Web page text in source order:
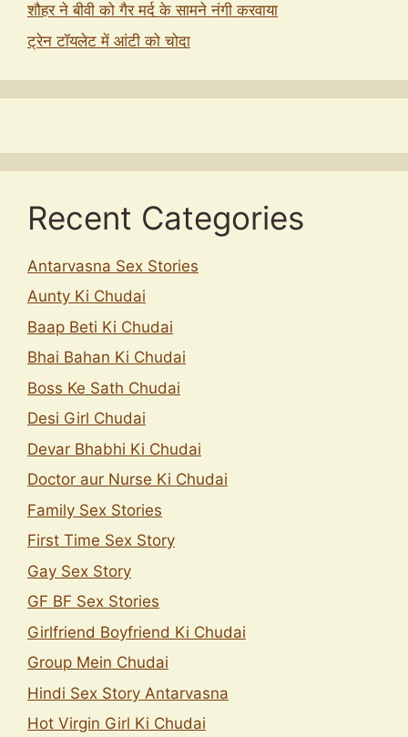
शौहर ने बीवी को गैर मर्द के सामने नंगी करवाया
ट्रेन टॉयलेट में आंटी को चोदा
Recent Categories
Antarvasna Sex Stories
Aunty Ki Chudai
Baap Beti Ki Chudai
Bhai Bahan Ki Chudai
Boss Ke Sath Chudai
Desi Girl Chudai
Devar Bhabhi Ki Chudai
Doctor aur Nurse Ki Chudai
Family Sex Stories
First Time Sex Story
Gay Sex Story
GF BF Sex Stories
Girlfriend Boyfriend Ki Chudai
Group Mein Chudai
Hindi Sex Story Antarvasna
Hot Virgin Girl Ki Chudai